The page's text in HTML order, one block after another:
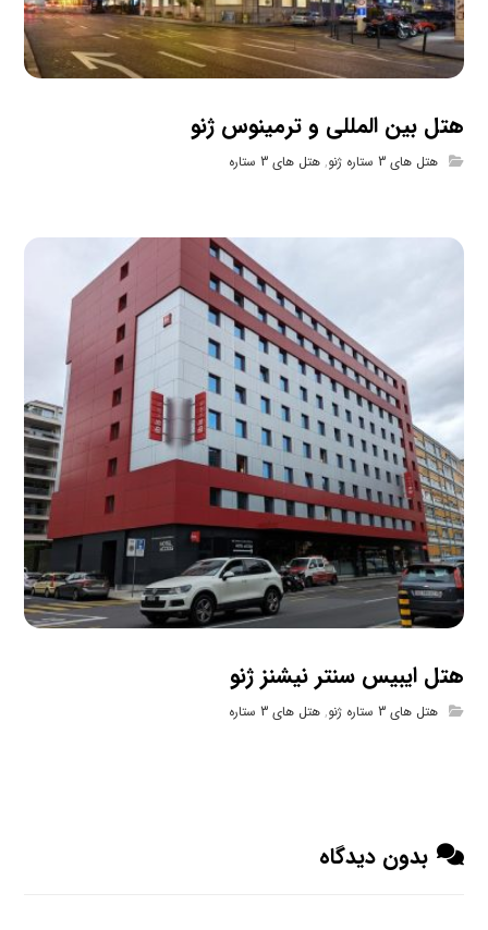
هتل بین المللی و ترمینوس ژنو
هتل های 3 ستاره ژنو ,هتل های 3 ستاره
هتل ایبیس سنتر نیشنز ژنو
هتل های 3 ستاره ژنو ,هتل های 3 ستاره
بدون دیدگاه